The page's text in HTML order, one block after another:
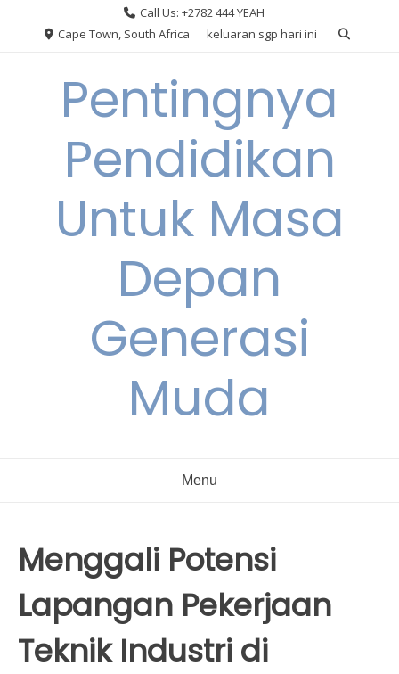
Call Us: +2782 444 YEAH
Cape Town, South Africa
keluaran sgp hari ini
Pentingnya
Pendidikan
Untuk Masa
Depan
Generasi
Muda
Menu
Menggali Potensi
Lapangan Pekerjaan
Teknik Industri di